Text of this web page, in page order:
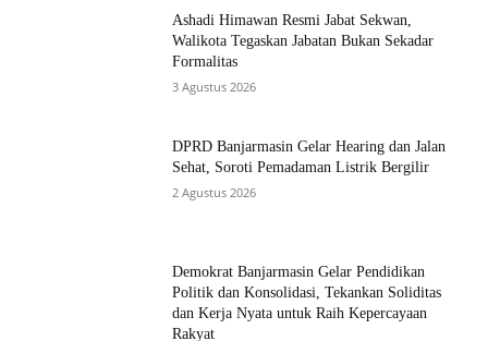
Ashadi Himawan Resmi Jabat Sekwan,
Walikota Tegaskan Jabatan Bukan Sekadar
Formalitas
3 Agustus 2026
DPRD Banjarmasin Gelar Hearing dan Jalan
Sehat, Soroti Pemadaman Listrik Bergilir
2 Agustus 2026
Demokrat Banjarmasin Gelar Pendidikan
Politik dan Konsolidasi, Tekankan Soliditas
dan Kerja Nyata untuk Raih Kepercayaan
Rakyat